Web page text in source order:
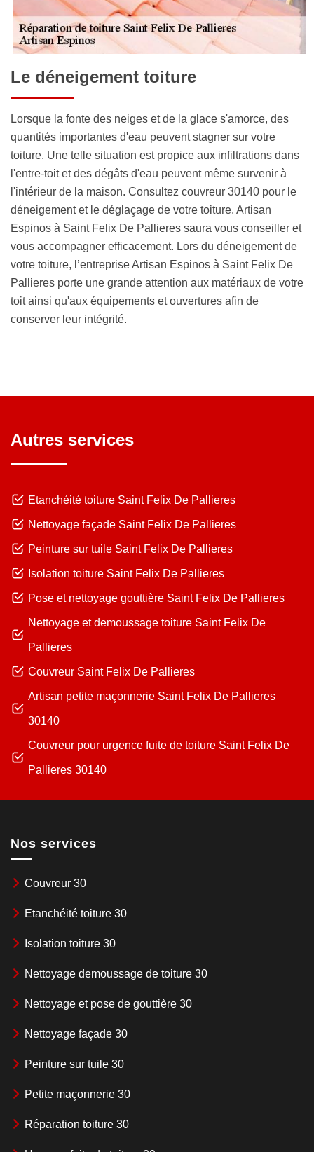
Le déneigement toiture
Lorsque la fonte des neiges et de la glace s'amorce, des
quantités importantes d'eau peuvent stagner sur votre
toiture. Une telle situation est propice aux infiltrations dans
l'entre-toit et des dégâts d'eau peuvent même survenir à
l'intérieur de la maison. Consultez couvreur 30140 pour le
déneigement et le déglaçage de votre toiture. Artisan
Espinos à Saint Felix De Pallieres saura vous conseiller et
vous accompagner efficacement. Lors du déneigement de
votre toiture, l’entreprise Artisan Espinos à Saint Felix De
Pallieres porte une grande attention aux matériaux de votre
toit ainsi qu'aux équipements et ouvertures afin de
conserver leur intégrité.
Autres services
Etanchéité toiture Saint Felix De Pallieres
Nettoyage façade Saint Felix De Pallieres
Peinture sur tuile Saint Felix De Pallieres
Isolation toiture Saint Felix De Pallieres
Pose et nettoyage gouttière Saint Felix De Pallieres
Nettoyage et demoussage toiture Saint Felix De
Pallieres
Couvreur Saint Felix De Pallieres
Artisan petite maçonnerie Saint Felix De Pallieres
30140
Couvreur pour urgence fuite de toiture Saint Felix De
Pallieres 30140
Nos services
Couvreur 30
Etanchéité toiture 30
Isolation toiture 30
Nettoyage demoussage de toiture 30
Nettoyage et pose de gouttière 30
Nettoyage façade 30
Peinture sur tuile 30
Petite maçonnerie 30
Réparation toiture 30